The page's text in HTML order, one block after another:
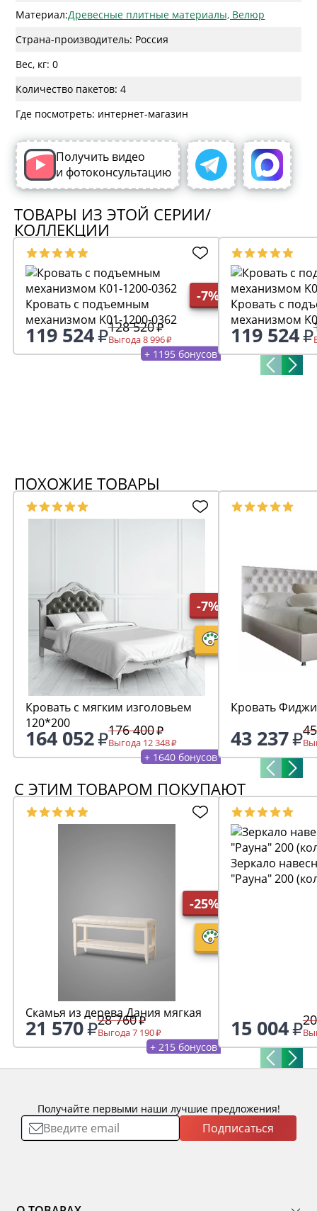
Материал:Древесные плитные материалы, Велюр
Страна-производитель: Россия
Вес, кг: 0
Количество пакетов: 4
Где посмотреть: интернет-магазин
Получить видео
и фотоконсультацию
ТОВАРЫ ИЗ ЭТОЙ СЕРИИ/
КОЛЛЕКЦИИ
-7%
Кровать с подъемным
механизмом K01-1200-0362
119 524 128 520
Выгода 8 996
+ 1195 бонусов
Кровать с
механизмом
119 524
ПОХОЖИЕ ТОВАРЫ
-7%
Кровать с мягким изголовьем
120*200
164 052 176 400
Выгода 12 348
+ 1640 бонусов
Кровать
43 237
С ЭТИМ ТОВАРОМ ПОКУПАЮТ
-25%
Скамья из дерева Дания мягкая
21 570 28 760
Выгода 7 190
+ 215 бонусов
Зеркало
"Рауна" 200
15 004
Получайте первыми наши лучшие предложения!
Подписаться